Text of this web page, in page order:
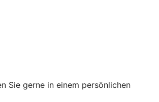
Sie gerne in einem persönlichen